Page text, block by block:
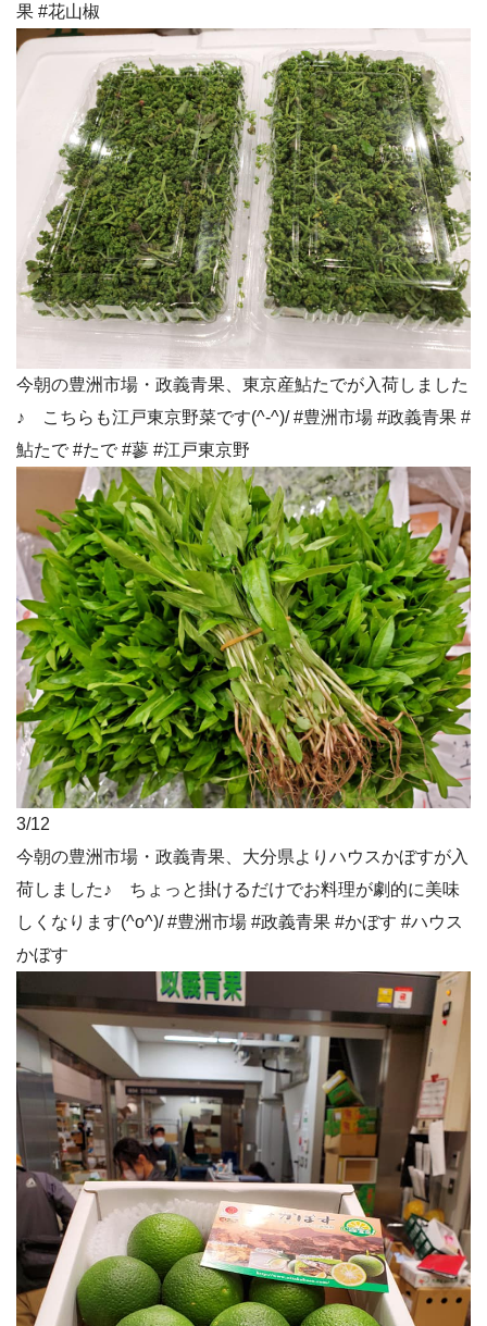
果 #花山椒
今朝の豊洲市場・政義青果、東京産鮎たでが入荷しました
♪ こちらも江戸東京野菜です(^-^)/ #豊洲市場 #政義青果 #
鮎たで #たで #蓼 #江戸東京野
3/12
今朝の豊洲市場・政義青果、大分県よりハウスかぼすが入
荷しました♪ ちょっと掛けるだけでお料理が劇的に美味
しくなります(^o^)/ #豊洲市場 #政義青果 #かぼす #ハウス
かぼす